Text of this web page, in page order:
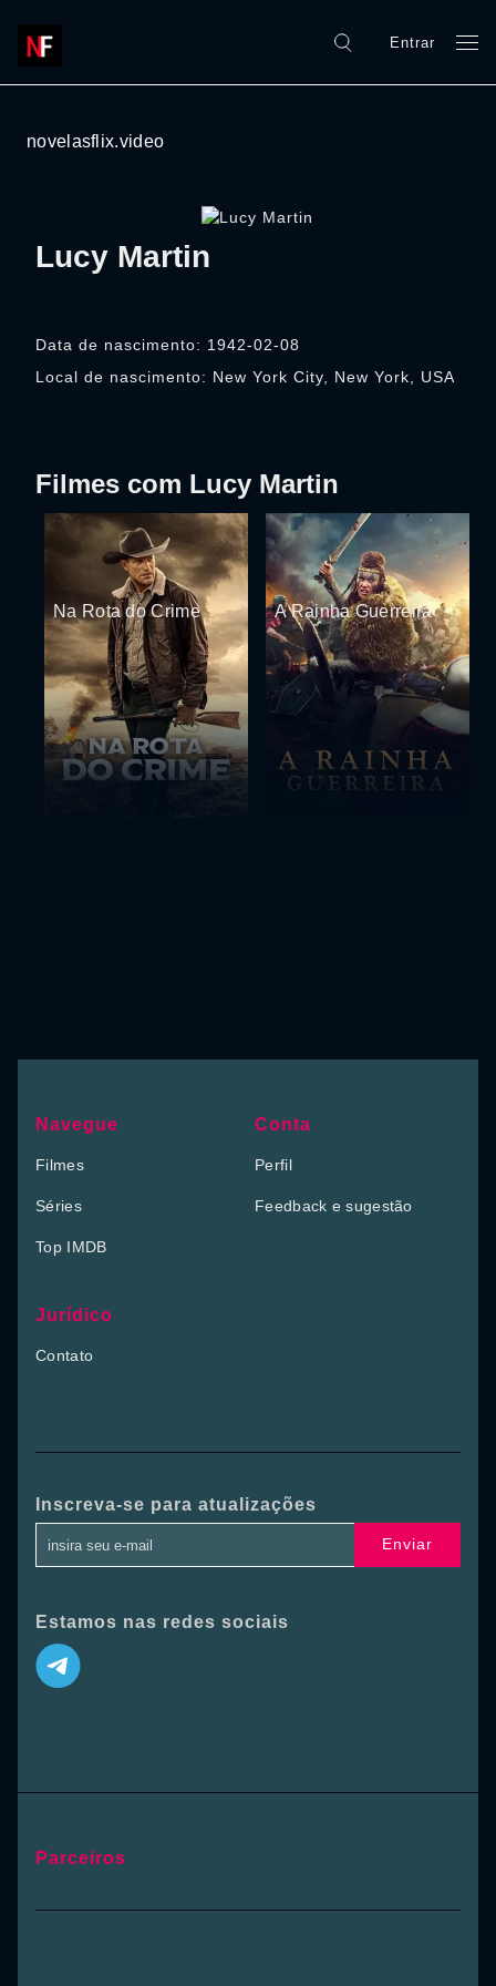
Entrar
novelasflix.video
Lucy Martin
Data de nascimento: 1942-02-08
Local de nascimento: New York City, New York, USA
Filmes com Lucy Martin
Na Rota do Crime A Rainha Guerreira
Navegue
Filmes
Séries
Top IMDB
Conta
Perfil
Feedback e sugestão
Jurídico
Contato
Inscreva-se para atualizações
Enviar
Estamos nas redes sociais
Parceiros